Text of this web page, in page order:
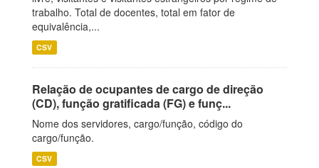
trabalho. Total de docentes, total em fator de
equivalência,...
CSV
Relação de ocupantes de cargo de direção
(CD), função gratificada (FG) e funç...
Nome dos servidores, cargo/função, código do
cargo/função.
CSV